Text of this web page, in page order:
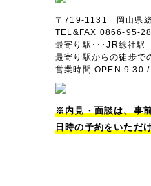
〒719-1131 岡山県
TEL&FAX 0866-95-
最寄り駅･･･JR総社駅
最寄り駅からの徒歩で
営業時間 OPEN 9:30
※内見・面談は、事
日時の予約をいただ